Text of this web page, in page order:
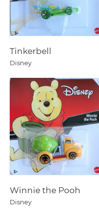
Tinkerbell
Disney
Winnie the Pooh
Disney